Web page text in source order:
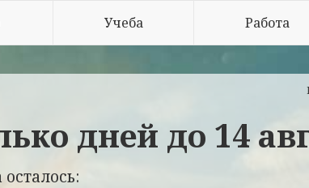
Учеба Работа
дней до 14
осталось: